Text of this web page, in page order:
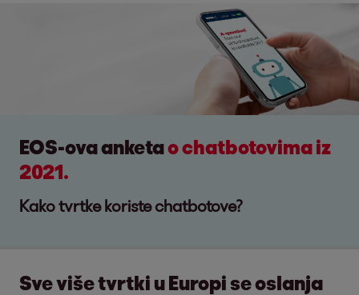
EOS-ova anketao chatbotovima iz
2021.
Kako tvrtke koriste chatbotove?
Sve više tvrtki u Europi se oslanja